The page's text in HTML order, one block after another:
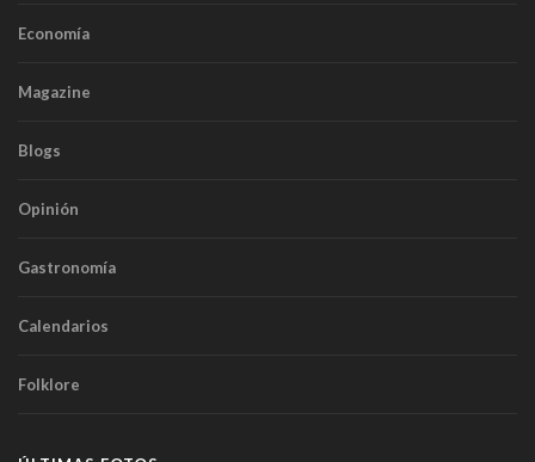
Economía
Magazine
Blogs
Opinión
Gastronomía
Calendarios
Folklore